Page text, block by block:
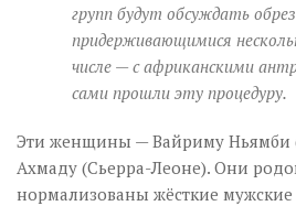
групп будут обсуждать
придерживающимися
числе — с африканскими
сами прошли эту процедуру.
Эти женщины — Вайриму Ньямби
Ахмаду (Сьерра-Леоне). Они
нормализованы жёсткие